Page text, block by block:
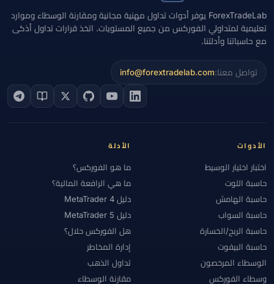
ForexTradeLab يوفر أدوات تداول مهنية مجانية ومقارنة الوسطاء وموارد
تعليمية لمتداولي الفوركس من جميع المستويات. اتخذ قرارات تداول أذكى
مع حاسباتنا وأدلتنا.
تواصل معنا:info@forextradelab.com
الأدوات
اختبار اختيار الوسيط
حاسبة اللوت
حاسبة الهامش
حاسبة السواب
حاسبة الربح/الخسارة
حاسبة البيفوت
الوسطاء المرخصون
وسطاء الفوركس
الأدلة
ما هو الفوركس؟
ما هي الرافعة المالية؟
دليل MetaTrader 4
دليل MetaTrader 5
هل الفوركس حلال؟
إدارة المخاطر
تداول الذهب
مقارنة الوسطاء